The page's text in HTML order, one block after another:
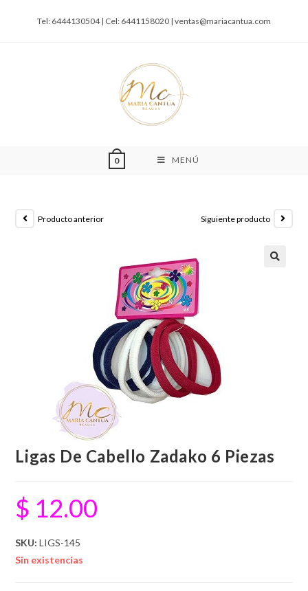
Tel: 6444130504 | Cel: 6441158020 | ventas@mariacantua.com
0 MENÚ
Producto anterior Siguiente producto
Ligas De Cabello Zadako 6 Piezas
$ 12.00
SKU:LIGS-145
Sin existencias